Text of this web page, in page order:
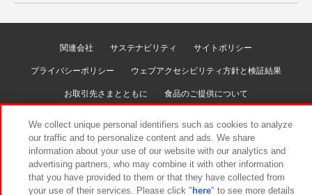
関連会社 サステナビリティ サイトポリシー
プライバシーポリシー ウェブアクセシビリティ方針と検証結果
お取引先さまとともに 食品のご提供について
We collect unique personal identifiers such as cookies to analyze
our traffic and to personalize content and ads. We share
information about your use of our website with our analytics and
advertising partners, who may combine it with other information
that you have provided to them or that they have collected from
your use of their services. Please click " here" to see more details